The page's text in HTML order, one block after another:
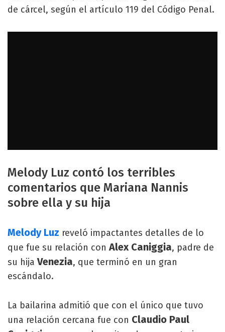
de cárcel, según el artículo 119 del Código Penal.
Melody Luz contó los terribles
comentarios que Mariana Nannis
sobre ella y su hija
Melody Luz reveló impactantes detalles de lo
que fue su relación conAlex Caniggia, padre de
su hijaVenezia, que terminó en un gran
escándalo.
La bailarina admitió que con el único que tuvo
una relación cercana fue con Claudio Paul